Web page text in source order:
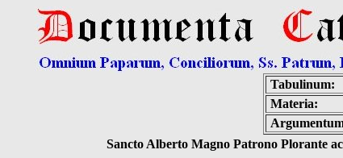
Tabulinum:
Materia:
Sancto Alberto Magno Patrono Plorante